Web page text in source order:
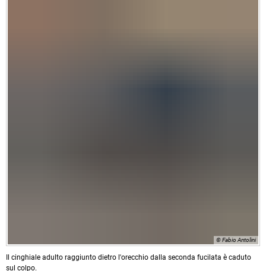
© Fabio Antolini
Il cinghiale adulto raggiunto dietro l'orecchio dalla seconda fucilata è caduto
sul colpo.